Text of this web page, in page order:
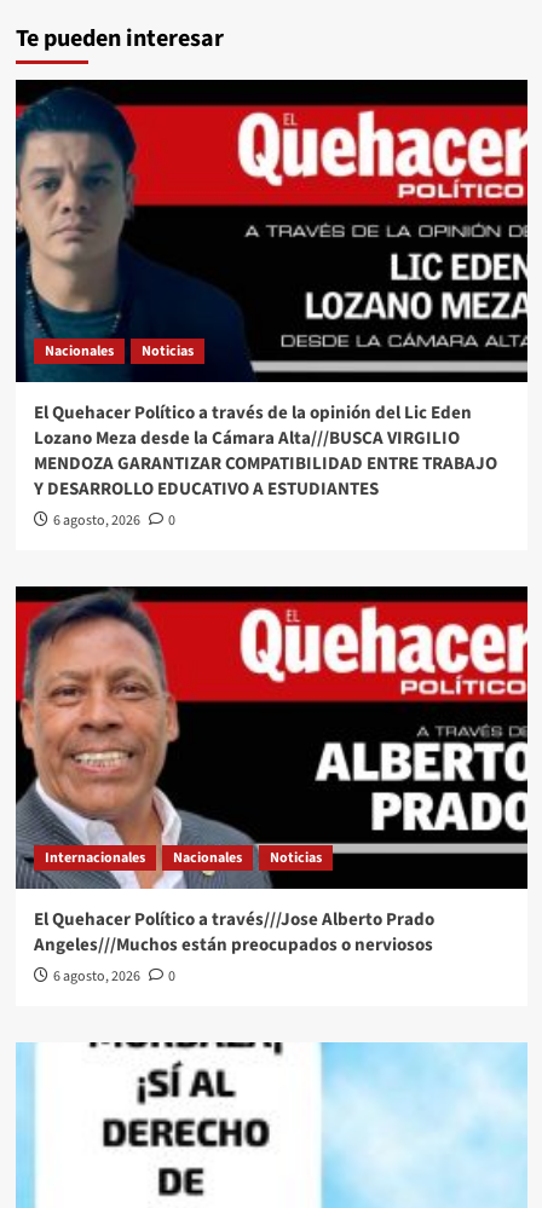
Te pueden interesar
Nacionales Noticias
El Quehacer Político a través de la opinión del Lic Eden
Lozano Meza desde la Cámara Alta///BUSCA VIRGILIO
MENDOZA GARANTIZAR COMPATIBILIDAD ENTRE TRABAJO
Y DESARROLLO EDUCATIVO A ESTUDIANTES
6 agosto, 2026 0
Internacionales Nacionales Noticias
El Quehacer Político a través///Jose Alberto Prado
Angeles///Muchos están preocupados o nerviosos
6 agosto, 2026 0